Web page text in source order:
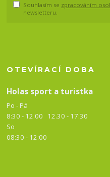
Souhlasím se zpracováním
newsletteru.
OTEVÍRACÍ DOBA
Holas sport a turistka
Po - Pá
8:30 - 12.00 12.30 - 17:30
So
08:30 - 12:00